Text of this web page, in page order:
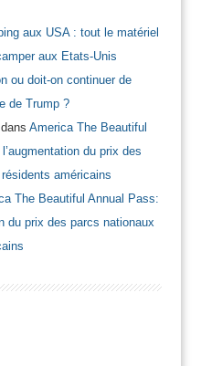
aux USA : tout le matériel
aux Etats-Unis
ou doit-on continuer de
de Trump ?
dans America The Beautiful
du prix des
américains
The Beautiful Annual Pass:
du prix des parcs nationaux